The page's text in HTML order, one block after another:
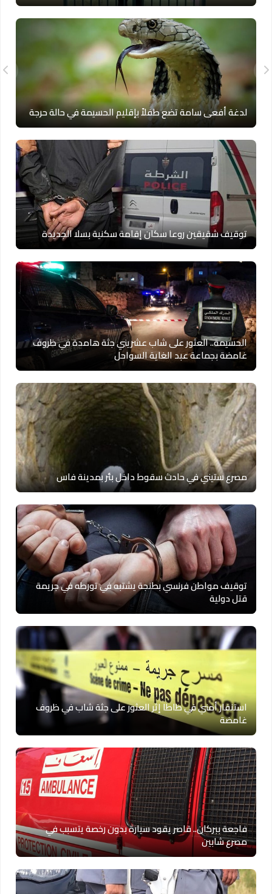
لدغة أفعى سامة تضع طفلاً بإقليم الحسيمة في حالة حرجة
توقيف شقيقين روعا سكان إقامة سكنية بسلا الجديدة
الحسيمة.. العثور على شاب عشريني جثة هامدة في ظروف
غامضة بجماعة عبد الغاية السواحل
مصرع ستيني في حادث سقوط داخل بئر بمدينة فاس
توقيف مواطن فرنسي بطنجة يشتبه في تورطه في جريمة
قتل دولية
استنفار أمني في طاطا إثر العثور على جثة شاب في ظروف
غامضة
فاجعة ببركان.. قاصر يقود سيارة بدون رخصة يتسبب في
مصرع شابين